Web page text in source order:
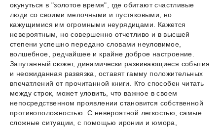
окунуться в "золотое время", где обитают счастливые
люди со своими мелочными и пустяковыми, но
кажущимися им огромными неурядицами. Кажется
невероятным, но совершенно отчетливо и в высшей
степени успешно передано словами неуловимое,
волшебное, редчайшее и крайне доброе настроение.
Запутанный сюжет, динамически развивающиеся события
и неожиданная развязка, оставят гамму положительных
впечатлений от прочитанной книги. Кто способен читать
между строк, может уловить, что важное в своем
непосредственном проявлении становится собственной
противоположностью. С невероятной легкостью, самые
сложные ситуации, с помощью иронии и юмора,